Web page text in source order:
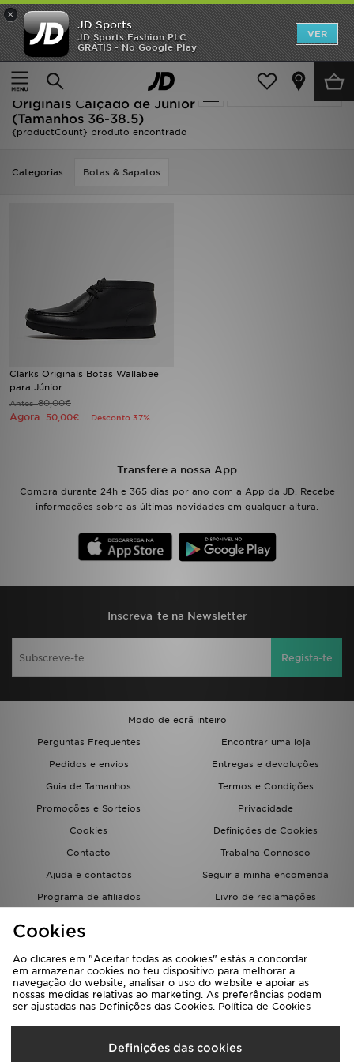
×
JD Sports
JD Sports Fashion PLC
GRÁTIS - No Google Play
VER
Página principal
Criança Calçado de Júnior (Tamanhos 36-38.5)
Actualizar a pesquisa
Oferta | Criança - Clarks
Originals Calçado de Júnior
(Tamanhos 36-38.5)
{productCount} produto encontrado
Categorias Botas & Sapatos
Clarks Originals Botas Wallabee
para Júnior
Antes80,00€
Agora 50,00€ Desconto 37%
Transfere a nossa App
Compra durante 24h e 365 dias por ano com a App da JD. Recebe
informações sobre as últimas novidades em qualquer altura.
Inscreva-te na Newsletter
Regista-te
Modo de ecrã inteiro
Perguntas Frequentes
Encontrar uma loja
Pedidos e envios
Entregas e devoluções
Guia de Tamanhos
Termos e Condições
Promoções e Sorteios
Privacidade
Cookies
Definições de Cookies
Contacto
Trabalha Connosco
Ajuda e contactos
Seguir a minha encomenda
Programa de afiliados
Livro de reclamações
Seleciona O País
Portugal
INÍCIO
Promoções
NOVIDADES
HOMEM
MULHER
FUTEBOL JD
LOCALIZADOR DE LOJAS
MENSAGENS
BLOG
SUBSCREVE
TRABALHA CONNOSCO
Cookies
Ao clicares em "Aceitar todas as cookies" estás a concordar
em armazenar cookies no teu dispositivo para melhorar a
navegação do website, analisar o uso do website e apoiar as
nossas medidas relativas ao marketing. As preferências podem
ser ajustadas nas Definições das Cookies. Política de Cookies
Definições das cookies